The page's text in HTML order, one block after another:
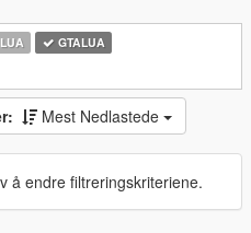
GTALUA
Mest Nedlastede
å endre filtreringskriteriene.